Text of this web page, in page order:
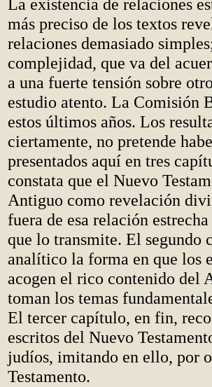
La existencia de relaciones
más preciso de los textos
relaciones demasiado
complejidad, que va del
a una fuerte tensión sobre
estudio atento. La Comisión
estos últimos años. Los
ciertamente, no pretende
presentados aquí en tres
constata que el Nuevo
Antiguo como revelación
fuera de esa relación
que lo transmite. El segundo
analítico la forma en que los
acogen el rico contenido del
toman los temas
El tercer capítulo, en fin,
escritos del Nuevo
judíos, imitando en ello, por
Testamento.